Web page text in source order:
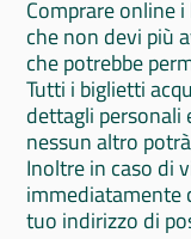
Comprare online
che non devi più
che potrebbe
Tutti i biglietti
dettagli personali
nessun altro
Inoltre in caso di
immediatamente
tuo indirizzo di